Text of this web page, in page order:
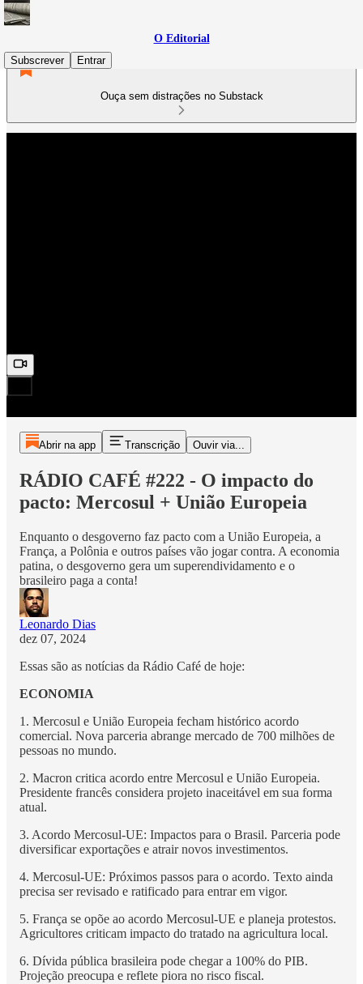
O Editorial
Subscrever
Entrar
Ouça sem distrações no Substack
Abrir na app Transcrição Ouvir via...
RÁDIO CAFÉ #222 - O impacto do
pacto: Mercosul + União Europeia
Enquanto o desgoverno faz pacto com a União Europeia, a
França, a Polônia e outros países vão jogar contra. A economia
patina, o desgoverno gera um superendividamento e o
brasileiro paga a conta!
Leonardo Dias
dez 07, 2024
Essas são as notícias da Rádio Café de hoje:
ECONOMIA
1. Mercosul e União Europeia fecham histórico acordo
comercial. Nova parceria abrange mercado de 700 milhões de
pessoas no mundo.
2. Macron critica acordo entre Mercosul e União Europeia.
Presidente francês considera projeto inaceitável em sua forma
atual.
3. Acordo Mercosul-UE: Impactos para o Brasil. Parceria pode
diversificar exportações e atrair novos investimentos.
4. Mercosul-UE: Próximos passos para o acordo. Texto ainda
precisa ser revisado e ratificado para entrar em vigor.
5. França se opõe ao acordo Mercosul-UE e planeja protestos.
Agricultores criticam impacto do tratado na agricultura local.
6. Dívida pública brasileira pode chegar a 100% do PIB.
Projeção preocupa e reflete piora no risco fiscal.